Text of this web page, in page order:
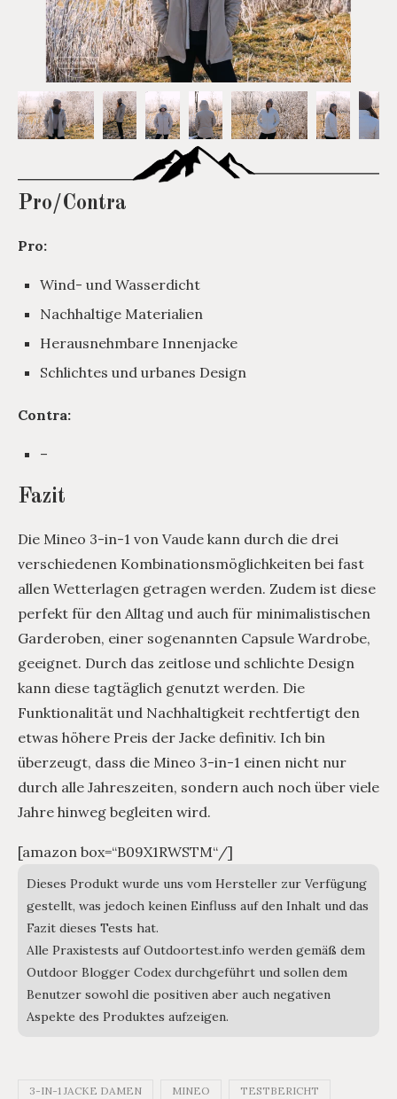
Pro/Contra
Pro:
Wind- und Wasserdicht
Nachhaltige Materialien
Herausnehmbare Innenjacke
Schlichtes und urbanes Design
Contra:
–
Fazit
Die Mineo 3-in-1 von Vaude kann durch die drei
verschiedenen Kombinationsmöglichkeiten bei fast
allen Wetterlagen getragen werden. Zudem ist diese
perfekt für den Alltag und auch für minimalistischen
Garderoben, einer sogenannten Capsule Wardrobe,
geeignet. Durch das zeitlose und schlichte Design
kann diese tagtäglich genutzt werden. Die
Funktionalität und Nachhaltigkeit rechtfertigt den
etwas höhere Preis der Jacke definitiv. Ich bin
überzeugt, dass die Mineo 3-in-1 einen nicht nur
durch alle Jahreszeiten, sondern auch noch über viele
Jahre hinweg begleiten wird.
[amazon box=“B09X1RWSTM“/]
Dieses Produkt wurde uns vom Hersteller zur Verfügung
gestellt, was jedoch keinen Einfluss auf den Inhalt und das
Fazit dieses Tests hat.
Alle Praxistests auf Outdoortest.info werden gemäß dem
Outdoor Blogger Codex durchgeführt und sollen dem
Benutzer sowohl die positiven aber auch negativen
Aspekte des Produktes aufzeigen.
3-IN-1 JACKE DAMEN MINEO TESTBERICHT